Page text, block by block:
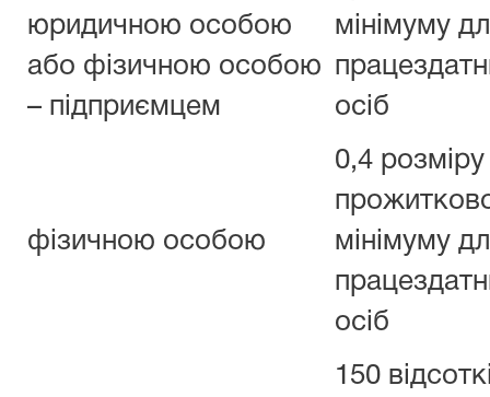
юридичною особою
або фізичною особою
– підприємцем
мінімуму
осіб
фізичною особою
0,4 розміру
мінімуму
осіб
150